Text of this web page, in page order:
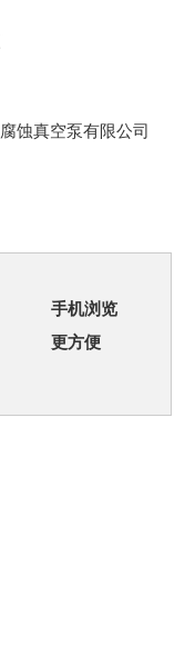
蚀真空泵有限公司
手机浏览
更方便